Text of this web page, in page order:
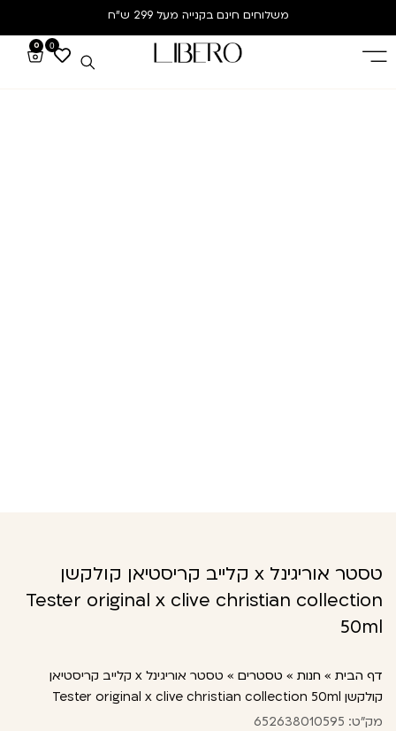
משלוחים חינם בקנייה מעל 299 ש”ח
0
0
טסטר אוריגינל x קלייב קריסטיאן קולקשן
Tester original x clive christian collection
50ml
דף הבית » חנות » טסטרים »
טסטר אוריגינל x קלייב קריסטיאן
קולקשן Tester original x clive christian collection 50ml
מק"ט: 652638010595